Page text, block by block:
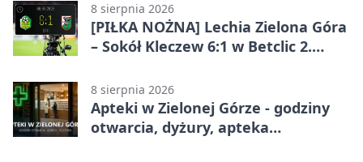
8 sierpnia 2026
[PIŁKA NOŻNA] Lechia Zielona Góra
– Sokół Kleczew 6:1 w Betclic 2.
urządzili sobie festiwal strzelecki
8 sierpnia 2026
Apteki w Zielonej Górze - godziny
otwarcia, dyżury, apteka